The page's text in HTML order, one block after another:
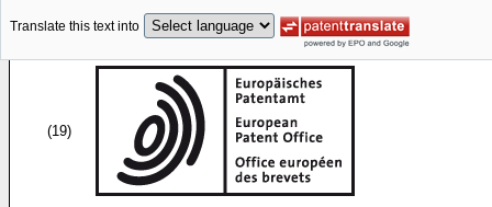
Translate this text into
(19)